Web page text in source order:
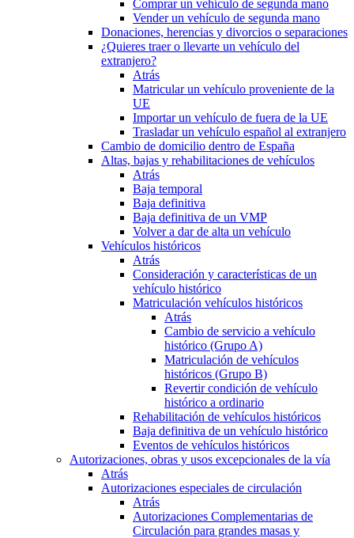
Comprar un vehículo de segunda mano
Vender un vehículo de segunda mano
Donaciones, herencias y divorcios o separaciones
¿Quieres traer o llevarte un vehículo del
extranjero?
Atrás
Matricular un vehículo proveniente de la
UE
Importar un vehículo de fuera de la UE
Trasladar un vehículo español al extranjero
Cambio de domicilio dentro de España
Altas, bajas y rehabilitaciones de vehículos
Atrás
Baja temporal
Baja definitiva
Baja definitiva de un VMP
Volver a dar de alta un vehículo
Vehículos históricos
Atrás
Consideración y características de un
vehículo histórico
Matriculación vehículos históricos
Atrás
Cambio de servicio a vehículo
histórico (Grupo A)
Matriculación de vehículos
históricos (Grupo B)
Revertir condición de vehículo
histórico a ordinario
Rehabilitación de vehículos históricos
Baja definitiva de un vehículo histórico
Eventos de vehículos históricos
Autorizaciones, obras y usos excepcionales de la vía
Atrás
Autorizaciones especiales de circulación
Atrás
Autorizaciones Complementarias de
Circulación para grandes masas y